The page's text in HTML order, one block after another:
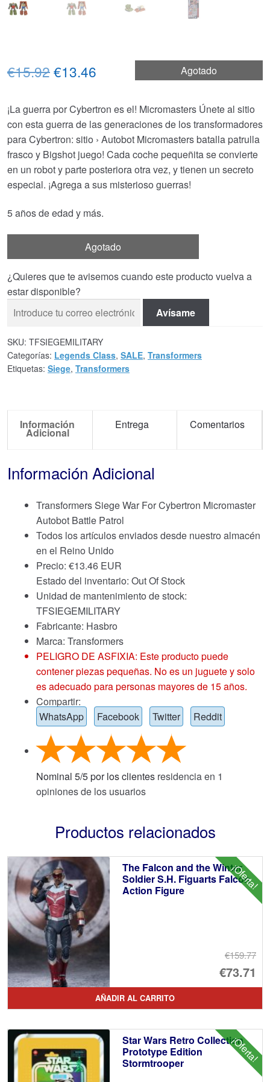
Agotado
€15.92El
original
era:
€15.92.
€13.46
actual
es:
€13.46.
¡La guerra por Cybertron es el! Micromasters Únete al sitio
con esta guerra de las generaciones de los transformadores
para Cybertron: sitio › Autobot Micromasters batalla patrulla
frasco y Bigshot juego! Cada coche pequeñita se convierte
en un robot y parte posteriora otra vez, y tienen un secreto
especial. ¡Agrega a sus misterioso guerras!
5 años de edad y más.
Agotado
¿Quieres que te avisemos cuando este producto vuelva a
estar disponible?
Avísame
SKU: TFSIEGEMILITARY
Categorías: Legends Class, SALE, Transformers
Etiquetas: Siege, Transformers
Información
Adicional
Entrega Comentarios
Información Adicional
Transformers Siege War For Cybertron Micromaster
Autobot Battle Patrol
Todos los artículos enviados desde nuestro almacén
en el Reino Unido
Precio: €13.46 EUR
Estado del inventario: Out Of Stock
Unidad de mantenimiento de stock:
TFSIEGEMILITARY
Fabricante: Hasbro
Marca: Transformers
PELIGRO DE ASFIXIA: Este producto puede
contener piezas pequeñas. No es un juguete y solo
es adecuado para personas mayores de 15 años.
Compartir:
WhatsApp
Facebook Twitter Reddit
Nominal 5/5por los clientes residencia en 1
opiniones de los usuarios
Productos relacionados
¡Oferta!
The Falcon and the Winter
Soldier S.H. Figuarts Falcon
Action Figure
€159.77
€73.71
El
AÑADIR AL CARRITO
¡Oferta!
Star Wars Retro Collection
Prototype Edition
Stormtrooper